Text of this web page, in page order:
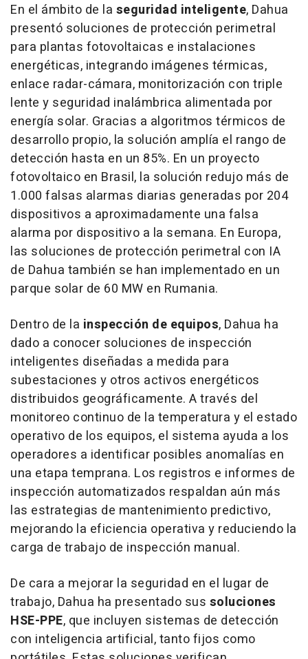
En el ámbito de la seguridad inteligente, Dahua
presentó soluciones de protección perimetral
para plantas fotovoltaicas e instalaciones
energéticas, integrando imágenes térmicas,
enlace radar-cámara, monitorización con triple
lente y seguridad inalámbrica alimentada por
energía solar. Gracias a algoritmos térmicos de
desarrollo propio, la solución amplía el rango de
detección hasta en un 85%. En un proyecto
fotovoltaico en Brasil, la solución redujo más de
1.000 falsas alarmas diarias generadas por 204
dispositivos a aproximadamente una falsa
alarma por dispositivo a la semana. En Europa,
las soluciones de protección perimetral con IA
de Dahua también se han implementado en un
parque solar de 60 MW en Rumania.
Dentro de la inspección de equipos, Dahua ha
dado a conocer soluciones de inspección
inteligentes diseñadas a medida para
subestaciones y otros activos energéticos
distribuidos geográficamente. A través del
monitoreo continuo de la temperatura y el estado
operativo de los equipos, el sistema ayuda a los
operadores a identificar posibles anomalías en
una etapa temprana. Los registros e informes de
inspección automatizados respaldan aún más
las estrategias de mantenimiento predictivo,
mejorando la eficiencia operativa y reduciendo la
carga de trabajo de inspección manual.
De cara a mejorar la seguridad en el lugar de
trabajo, Dahua ha presentado sus soluciones
HSE-PPE, que incluyen sistemas de detección
con inteligencia artificial, tanto fijos como